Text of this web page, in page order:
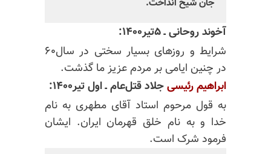
جان شیخ انداخت.
آخوند روحانی ـ ۵تیر۱۴۰۰:
شرایط و روزهای بسیار سختی در سال۶۰
در چنین ایامی بر مردم عزیز ما گذشت.
ابراهیم رئیسیجلاد قتل‌عام ـ اول تیر۱۴۰۰:
به قول مرحوم استاد آقای مطهری به نام
خدا و به نام خلق قهرمان ایران. ایشان
فرمود شرک است.